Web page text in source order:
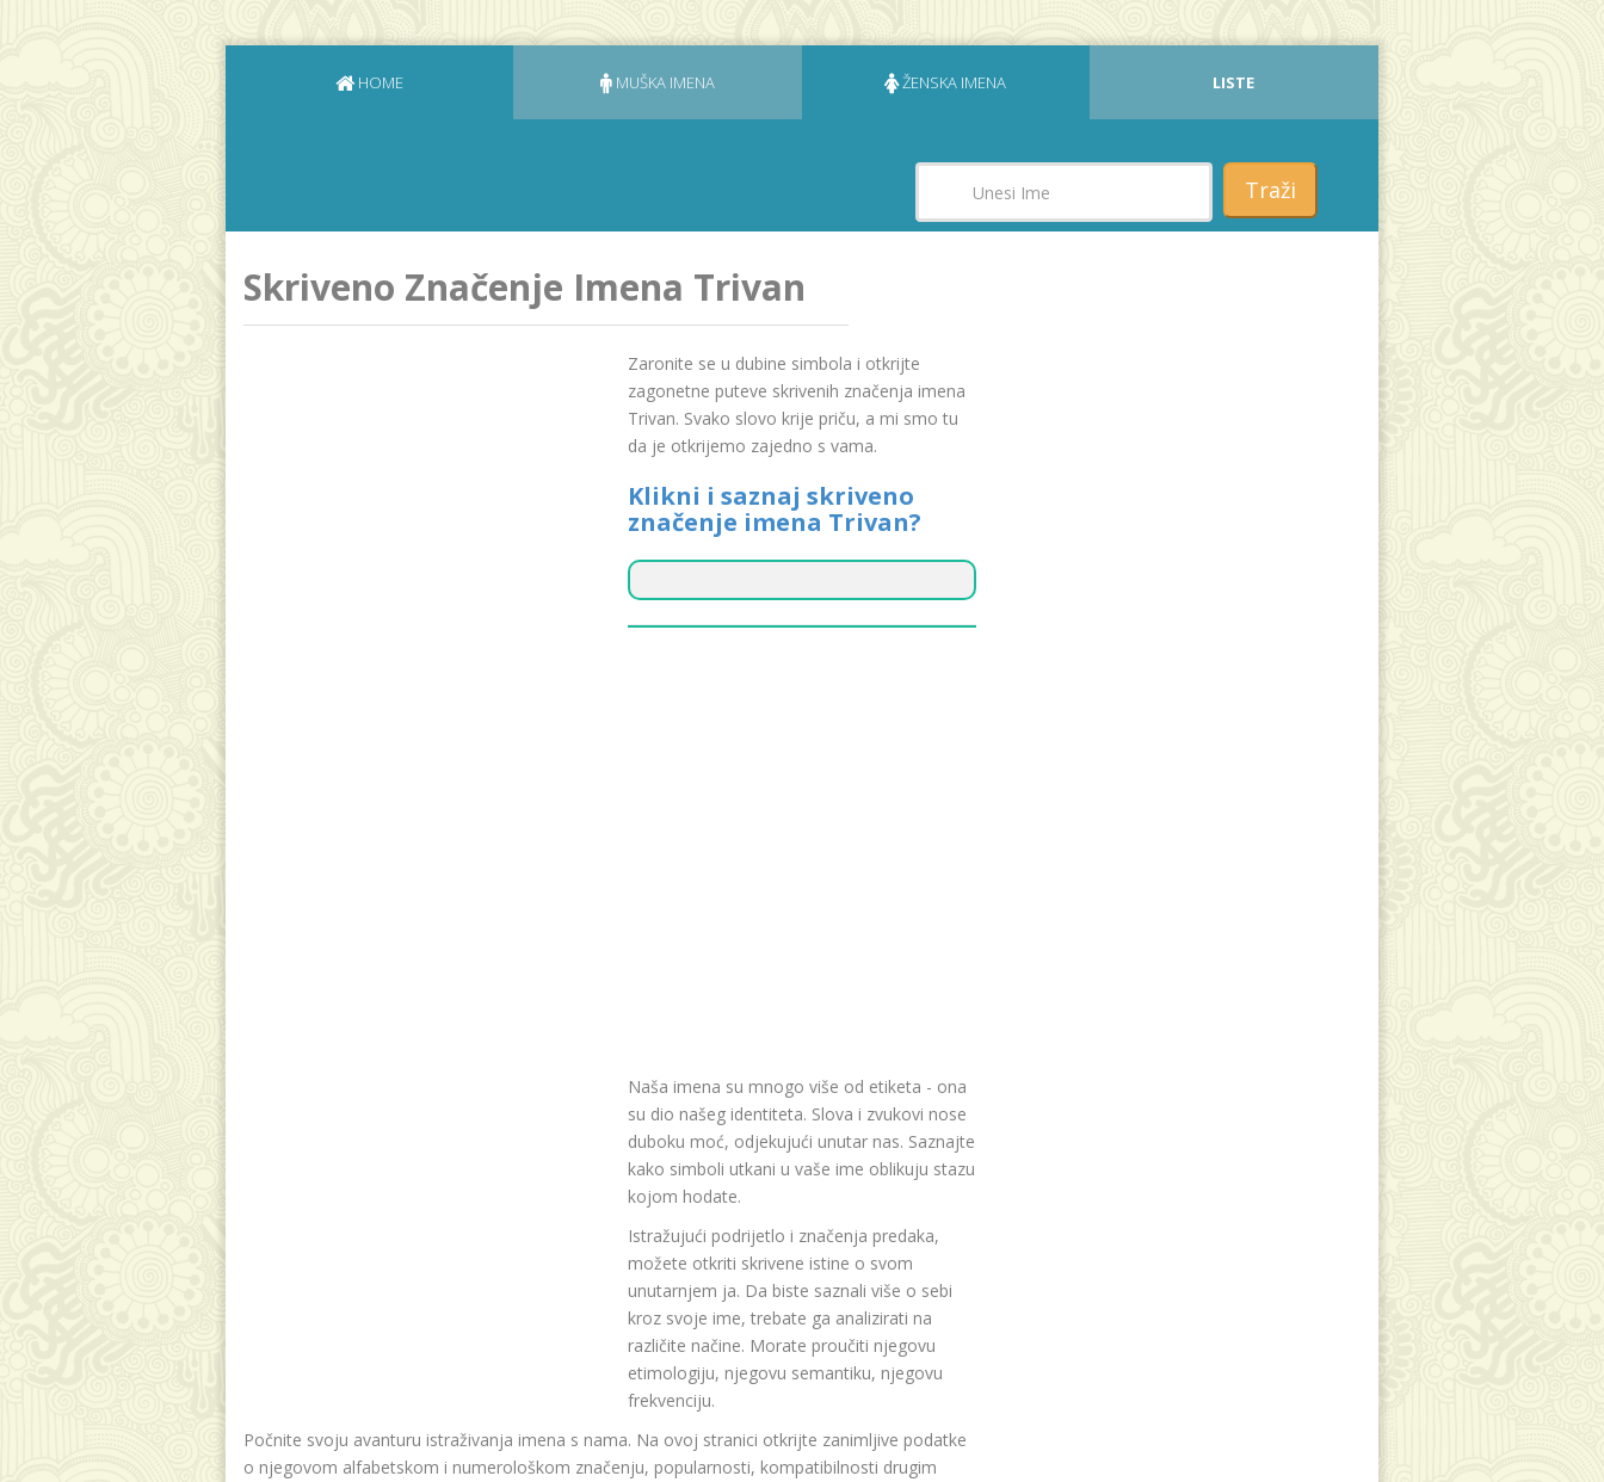
HOME MUŠKA IMENA ŽENSKA IMENA LISTE
Traži
Skriveno Značenje Imena Trivan
Zaronite se u dubine simbola i otkrijte
zagonetne puteve skrivenih značenja imena
Trivan. Svako slovo krije priču, a mi smo tu
da je otkrijemo zajedno s vama.
Klikni i saznaj skriveno
značenje imena Trivan?
Naša imena su mnogo više od etiketa - ona
su dio našeg identiteta. Slova i zvukovi nose
duboku moć, odjekujući unutar nas. Saznajte
kako simboli utkani u vaše ime oblikuju stazu
kojom hodate.
Istražujući podrijetlo i značenja predaka,
možete otkriti skrivene istine o svom
unutarnjem ja. Da biste saznali više o sebi
kroz svoje ime, trebate ga analizirati na
različite načine. Morate proučiti njegovu
etimologiju, njegovu semantiku, njegovu
frekvenciju.
Počnite svoju avanturu istraživanja imena s nama. Na ovoj stranici otkrijte zanimljive podatke
o njegovom alfabetskom i numerološkom značenju, popularnosti, kompatibilnosti drugim